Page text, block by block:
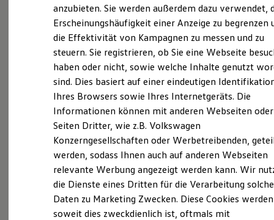
VW Connect für Ihren Transporter/Caravelle
VW Connect für Ihren Amarok
VW Connect für andere Modelle
Fleet Interface Data
Multistop Pathfinder
Übersicht Software Updates
Digitales Bordbuch
Fahrerassistenz- und Sicherheitssysteme
Kontrollleuchten
Kurzfahrprofile und Ölverdünnung
Batterieverordnung
XTL-Dieselkraftstoff
Ersatzteile und Betriebsflüssigkeiten
Original Zubehör und Lifestyle Produkte
myVolkswagen
myVolkswagen Business
Elektrisch & Autonom
Unsere Leistungenim
Überblick
Service
UnsereService
Leistungen
anzubieten. Sie werden außerdem dazu verwendet,
Erscheinungshäufigkeit einer Anzeige zu begrenzen
die Effektivität von Kampagnen zu messen und zu
steuern. Sie registrieren, ob Sie eine Webseite
haben oder nicht, sowie welche Inhalte genutzt
sind. Dies basiert auf einer eindeutigen
Ihres Browsers sowie Ihres Internetgeräts. Die
Informationen können mit anderen Webseiten oder
Seiten Dritter, wie z.B. Volkswagen
Konzerngesellschaften oder Werbetreibenden,
werden, sodass Ihnen auch auf anderen Webseiten
relevante Werbung angezeigt werden kann. Wir
die Dienste eines Dritten für die Verarbeitung
Daten zu Marketing Zwecken. Diese Cookies
soweit dies zweckdienlich ist, oftmals mit